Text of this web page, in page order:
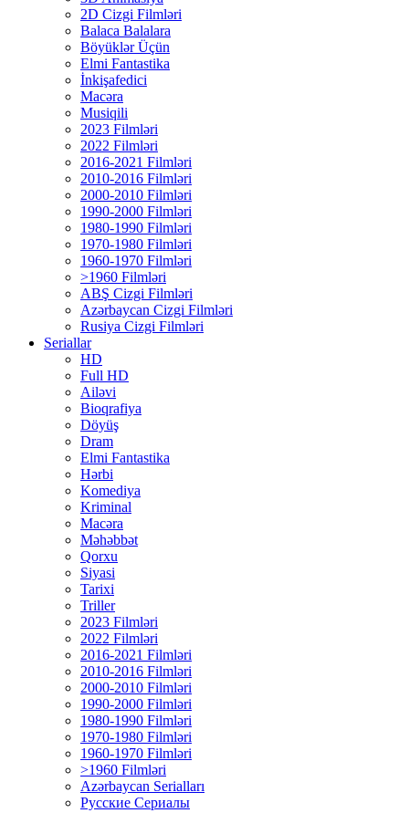
2D Cizgi Filmləri
Balaca Balalara
Böyüklər Üçün
Elmi Fantastika
İnkişafedici
Macəra
Musiqili
2023 Filmləri
2022 Filmləri
2016-2021 Filmləri
2010-2016 Filmləri
2000-2010 Filmləri
1990-2000 Filmləri
1980-1990 Filmləri
1970-1980 Filmləri
1960-1970 Filmləri
>1960 Filmləri
ABŞ Cizgi Filmləri
Azərbaycan Cizgi Filmləri
Rusiya Cizgi Filmləri
Seriallar
HD
Full HD
Ailəvi
Bioqrafiya
Döyüş
Dram
Elmi Fantastika
Hərbi
Komediya
Kriminal
Macəra
Məhəbbət
Qorxu
Siyasi
Tarixi
Triller
2023 Filmləri
2022 Filmləri
2016-2021 Filmləri
2010-2016 Filmləri
2000-2010 Filmləri
1990-2000 Filmləri
1980-1990 Filmləri
1970-1980 Filmləri
1960-1970 Filmləri
>1960 Filmləri
Azərbaycan Serialları
Русские Сериалы